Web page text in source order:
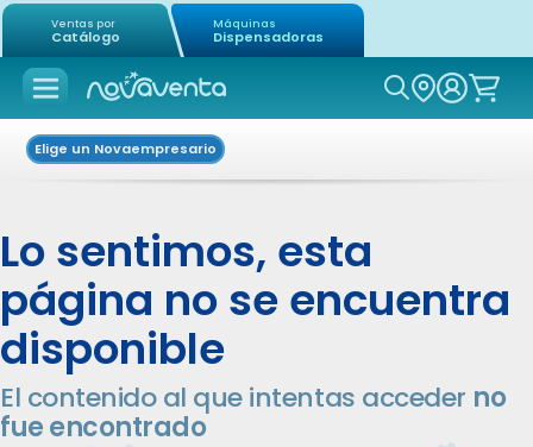
Ventas por
Catálogo
Máquinas
Dispensadoras
Icon of
Elige un Novaempresario
Lo sentimos, esta
página no se encuentra
disponible
El contenido al que intentas acceder no
fue encontrado